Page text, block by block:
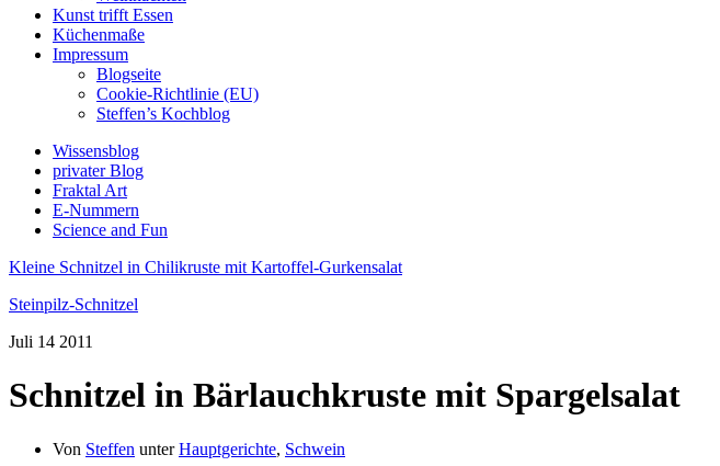
Kunst trifft Essen
Küchenmaße
Impressum
Blogseite
Cookie-Richtlinie (EU)
Steffen’s Kochblog
Wissensblog
privater Blog
Fraktal Art
E-Nummern
Science and Fun
Kleine Schnitzel in Chilikruste mit Kartoffel-Gurkensalat
Steinpilz-Schnitzel
Juli 14 2011
Schnitzel in Bärlauchkruste mit Spargelsalat
Von Steffen unterHauptgerichte, Schwein